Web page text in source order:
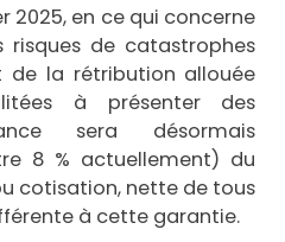
2025, en ce qui concerne
de catastrophes
de la rétribution allouée
à présenter des
sera désormais
8 % actuellement) du
cotisation, nette de tous
à cette garantie.